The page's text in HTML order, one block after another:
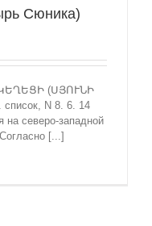
Сюника)
(ՍՅՈՒՆԻ
N 8. 6. 14
на северо-западной
[...]